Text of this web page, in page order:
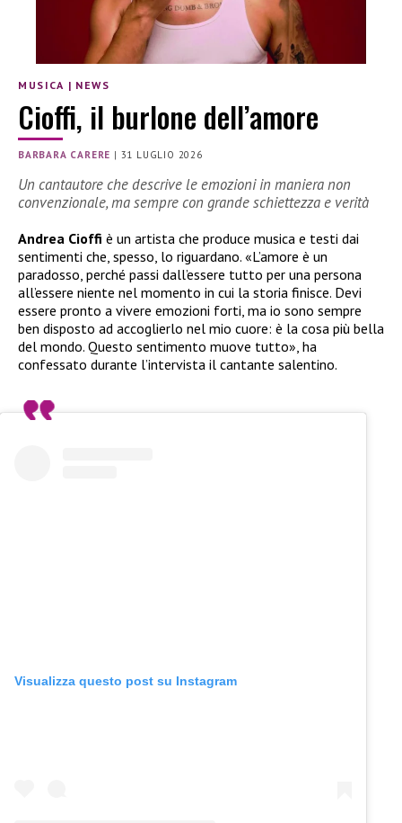
MUSICA | NEWS
Cioffi, il burlone dell’amore
BARBARA CARERE | 31 LUGLIO 2026
Un cantautore che descrive le emozioni in maniera non
convenzionale, ma sempre con grande schiettezza e verità
Andrea Cioffi è un artista che produce musica e testi dai
sentimenti che, spesso, lo riguardano. «L’amore è un
paradosso, perché passi dall’essere tutto per una persona
all’essere niente nel momento in cui la storia finisce. Devi
essere pronto a vivere emozioni forti, ma io sono sempre
ben disposto ad accoglierlo nel mio cuore: è la cosa più bella
del mondo. Questo sentimento muove tutto», ha
confessato durante l’intervista il cantante salentino.
Visualizza questo post su Instagram